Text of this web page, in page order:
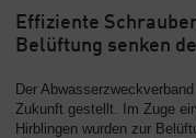
Effiziente
Belüftung senken
Der
Zukunft gestellt. Im Zuge
Hirblingen wurden zur